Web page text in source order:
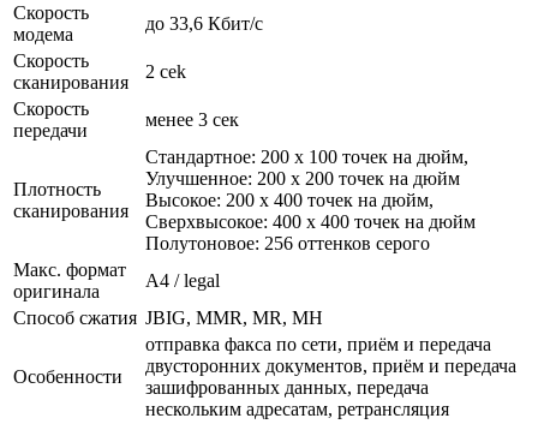
Скорость
модема
до 33,6 Кбит/с
Скорость
сканирования
2 сek
Скорость
передачи
менее 3 сек
Плотность
сканирования
Стандартное: 200 x 100 точек на дюйм,
Улучшенное: 200 x 200 точек на дюйм
Высокое: 200 x 400 точек на дюйм,
Сверхвысокое: 400 x 400 точек на дюйм
Полутоновое: 256 оттенков серого
Макс. формат
оригинала
A4 / legal
Способ сжатия JBIG, MMR, MR, MH
Особенности
отправка факса по сети, приём и передача
двусторонних документов, приём и передача
зашифрованных данных, передача
нескольким адресатам, ретрансляция